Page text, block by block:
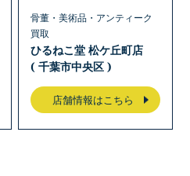
骨董・美術品・アンティーク
買取
ひるねこ堂 松ケ丘町店
( 千葉市中央区 )
店舗情報はこちら